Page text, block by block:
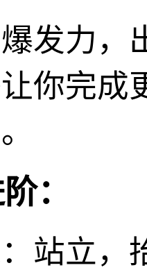
发力，
你完成
：
站立，